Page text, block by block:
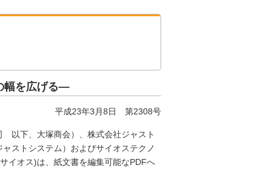
幅を広げる―
平成23年3月8日 第2308号
以下、大塚商会）、株式会社ジャスト
ストシステム）およびサイオステクノ
イオス)は、紙文書を編集可能なPDFへ